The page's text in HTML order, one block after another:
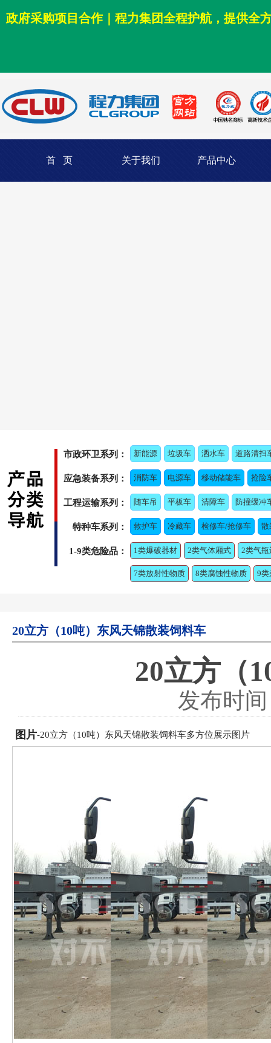
政府采购项目合作｜程力集团全程护航，提供全
首 页 关于我们 产品中心
市政环卫系列： 新能源 垃圾车 洒水车 道路清扫
应急装备系列： 消防车 电源车 移动储能车 抢险
工程运输系列： 随车吊 平板车 清障车 防撞缓冲
特种车系列： 救护车 冷藏车 检修车/抢修车 散
1-9类危险品： 1类爆破器材 2类气体厢式 2类气
7类放射性物质 8类腐蚀性物质 9类
20立方（10吨）东风天锦散装饲料车
20立方（
发布时
图片-20立方（10吨）东风天锦散装饲料车多方位展示图片